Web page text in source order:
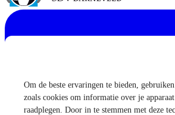
Om de beste ervaringen te bieden,
zoals cookies om informatie over je
raadplegen. Door in te stemmen met deze